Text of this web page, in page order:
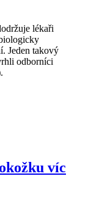
lékaři
Jeden takový
odborníci
víc